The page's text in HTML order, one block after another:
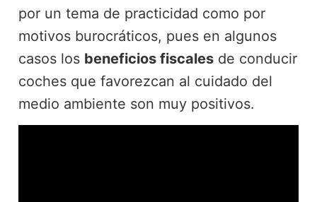
por un tema de practicidad como por
motivos burocráticos, pues en algunos
casos los beneficios fiscales de conducir
coches que favorezcan al cuidado del
medio ambiente son muy positivos.